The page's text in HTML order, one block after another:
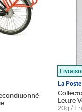
La Poste
Lettre
20g /